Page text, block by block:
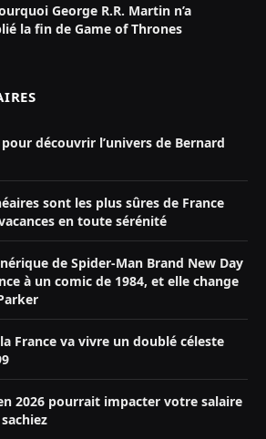
George R.R. Martin n’a
la fin de Game of Thrones
découvrir l’univers de Bernard
sont les plus sûres de France
en toute sérénité
de Spider-Man Brand New Day
à un comic de 1984, et elle change
France va vivre un doublé céleste
2026 pourrait impacter votre salaire